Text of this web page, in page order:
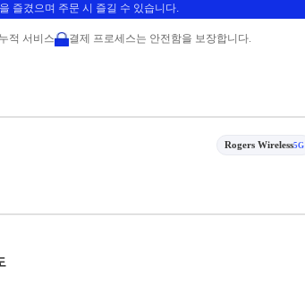
즐겼으며 주문 시 즐길 수 있습니다.
적 서비스 결제 프로세스는 안전함을 보장합니다.
Rogers Wireless5G